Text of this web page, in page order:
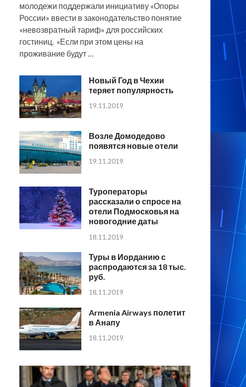
молодежи поддержали инициативу «Опоры
России» ввести в законодательство понятие
«невозвратный тариф» для российских
гостиниц. «Если при этом цены на
проживание будут …
Новый Год в Чехии
теряет популярность
19.11.2019
Возле Домодедово
появятся новые отели
19.11.2019
Туроператоры
рассказали о спросе на
отели Подмосковья на
новогодние даты
18.11.2019
Туры в Иорданию с
распродаются за 18 тыс.
руб.
18.11.2019
Armenia Airways полетит
в Анапу
18.11.2019